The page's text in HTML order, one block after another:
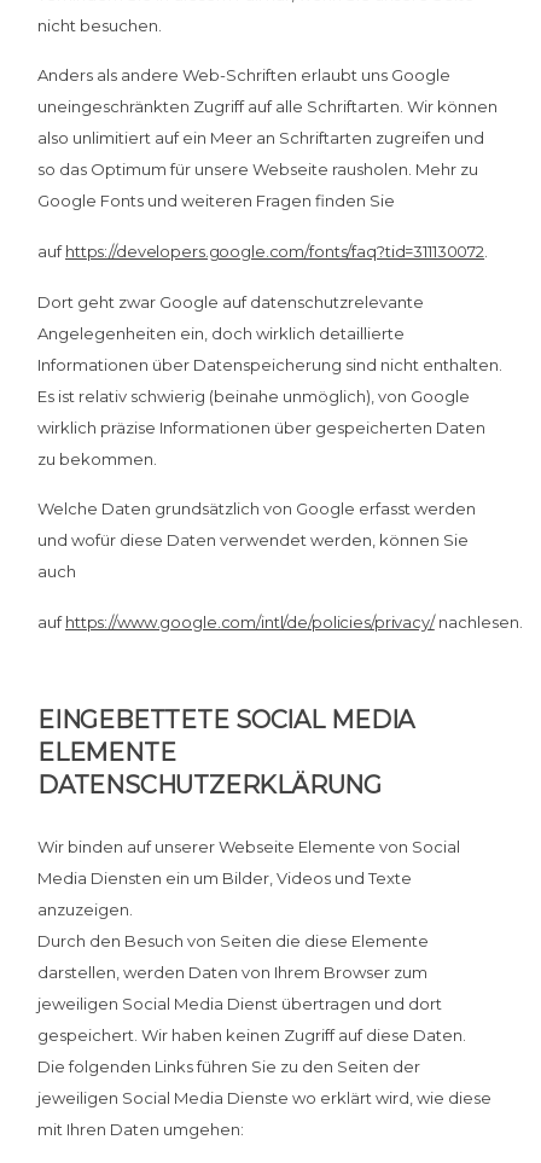
nicht besuchen.
Anders als andere Web-Schriften erlaubt uns Google
uneingeschränkten Zugriff auf alle Schriftarten. Wir können
also unlimitiert auf ein Meer an Schriftarten zugreifen und
so das Optimum für unsere Webseite rausholen. Mehr zu
Google Fonts und weiteren Fragen finden Sie
aufhttps://developers.google.com/fonts/faq?tid=311130072
Dort geht zwar Google auf datenschutzrelevante
Angelegenheiten ein, doch wirklich detaillierte
Informationen über Datenspeicherung sind nicht enthalten.
Es ist relativ schwierig (beinahe unmöglich), von Google
wirklich präzise Informationen über gespeicherten Daten
zu bekommen.
Welche Daten grundsätzlich von Google erfasst werden
und wofür diese Daten verwendet werden, können Sie
auch
aufhttps://www.google.com/intl/de/policies/privacy/nachlesen.
EINGEBETTETE SOCIAL MEDIA
ELEMENTE
DATENSCHUTZERKLÄRUNG
Wir binden auf unserer Webseite Elemente von Social
Media Diensten ein um Bilder, Videos und Texte
anzuzeigen.
Durch den Besuch von Seiten die diese Elemente
darstellen, werden Daten von Ihrem Browser zum
jeweiligen Social Media Dienst übertragen und dort
gespeichert. Wir haben keinen Zugriff auf diese Daten.
Die folgenden Links führen Sie zu den Seiten der
jeweiligen Social Media Dienste wo erklärt wird, wie diese
mit Ihren Daten umgehen: